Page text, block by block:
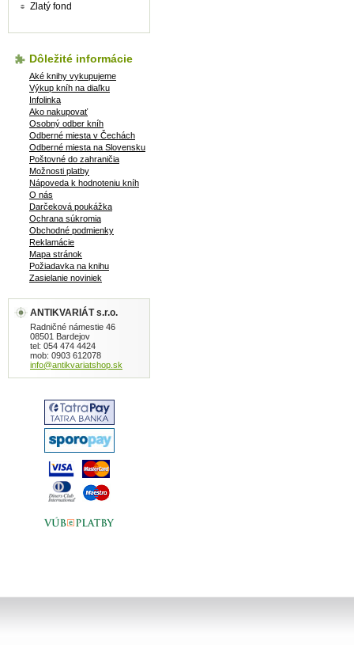
Zlatý fond
Dôležité informácie
Aké knihy vykupujeme
Výkup kníh na diaľku
Infolinka
Ako nakupovať
Osobný odber kníh
Odberné miesta v Čechách
Odberné miesta na Slovensku
Poštovné do zahraničia
Možnosti platby
Nápoveda k hodnoteniu kníh
O nás
Darčeková poukážka
Ochrana súkromia
Obchodné podmienky
Reklamácie
Mapa stránok
Požiadavka na knihu
Zasielanie noviniek
ANTIKVARIÁT s.r.o.
Radničné námestie 46
08501 Bardejov
tel: 054 474 4424
mob: 0903 612078
info@antikvariatshop.sk